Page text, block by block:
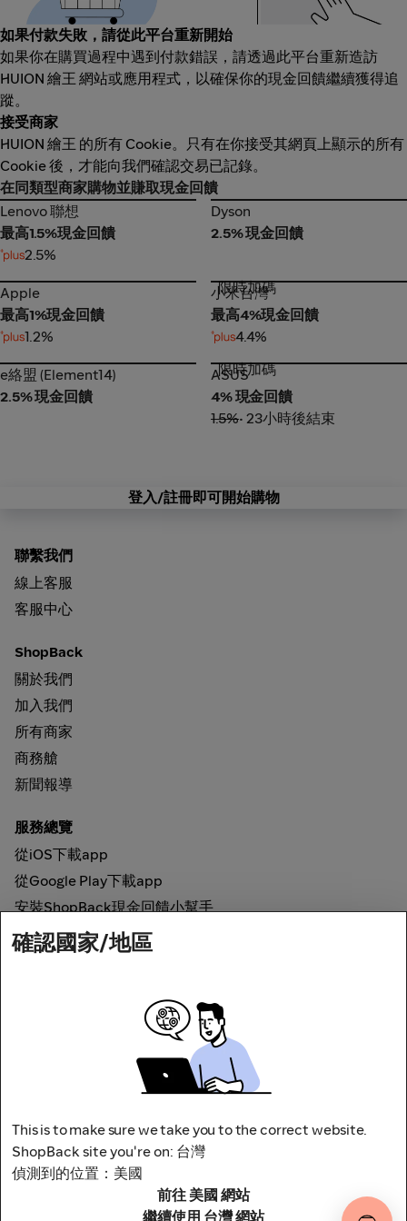
如果付款失敗，請從此平台重新開始
如果你在購買過程中遇到付款錯誤，請透過此平台重新造訪
HUION 繪王 網站或應用程式，以確保你的現金回饋繼續獲得追
蹤。
接受商家
HUION 繪王 的所有 Cookie。只有在你接受其網頁上顯示的所有
Cookie 後，才能向我們確認交易已記錄。
在同類型商家購物並賺取現金回饋
Lenovo 聯想
Lenovo 聯想
最高1.5%現金回饋
2.5%
Dyson
Dyson
2.5% 現金回饋
Apple
Apple
最高1%現金回饋
1.2%
小米台灣
限時加碼
小米台灣
最高4%現金回饋
4.4%
e絡盟 (Element14)
e絡盟 (Element14)
2.5% 現金回饋
ASUS
限時加碼
ASUS
4% 現金回饋
1.5%• 23小時後結束
登入/註冊即可開始購物
聯繫我們
線上客服
客服中心
ShopBack
關於我們
加入我們
所有商家
商務艙
新聞報導
服務總覽
從iOS下載app
從Google Play下載app
安裝ShopBack現金回饋小幫手
如何運作
地址：台北市松山區南京東路四段1號8樓
隱私權政策
確認國家/地區
This is to make sure we take you to the correct website.
ShopBack site you're on: 台灣
偵測到的位置：美國
前往 美國 網站
繼續使用 台灣 網站